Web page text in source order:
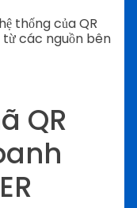
thống của QR
từ các nguồn bên
QR